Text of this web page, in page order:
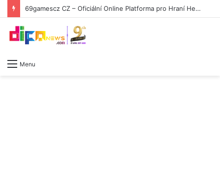
69gamescz CZ – Oficiální Online Platforma pro Hraní Her -2006871015
Menu